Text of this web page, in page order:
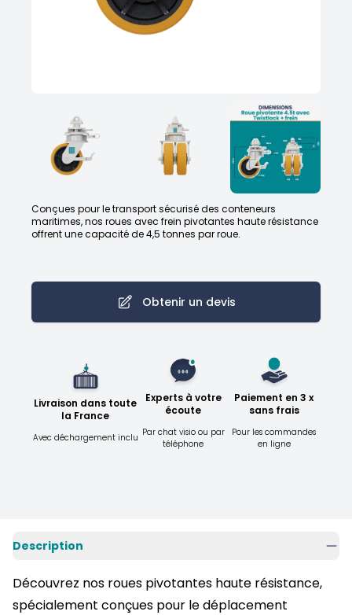
Conçues pour le transport sécurisé des conteneurs
maritimes, nos roues avec frein pivotantes haute résistance
offrent une capacité de 4,5 tonnes par roue.
Obtenir un devis
Livraison dans toute
la France
Avec déchargement inclu
Experts à votre
écoute
Par chat visio ou par
téléphone
Paiement en 3 x
sans frais
Pour les commandes
en ligne
Description
Découvrez nos roues pivotantes haute résistance,
spécialement conçues pour le déplacement